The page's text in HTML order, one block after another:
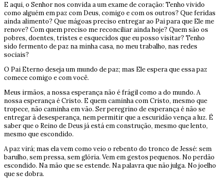
E aqui, o Senhor nos convida a um exame de coração: Tenho vivido
como alguém em paz com Deus, comigo e com os outros? Que feridas
ainda alimento? Que mágoas preciso entregar ao Pai para que Ele me
renove? Com quem preciso me reconciliar ainda hoje? Quem são os
pobres, doentes, tristes e esquecidos que eu posso visitar? Tenho
sido fermento de paz na minha casa, no meu trabalho, nas redes
sociais?
O Pai Eterno deseja um mundo de paz; mas Ele espera que essa paz
comece comigo e com você.
Meus irmãos, a nossa esperança não é frágil como a do mundo. A
nossa esperança é Cristo. E quem caminha com Cristo, mesmo que
tropece, não caminha em vão. Ser peregrino de esperança é não se
entregar à desesperança, nem permitir que a escuridão vença a luz. É
saber que o Reino de Deus já está em construção, mesmo que lento,
mesmo que escondido.
A paz virá; mas ela vem como veio o rebento do tronco de Jessé: sem
barulho, sem pressa, sem glória. Vem em gestos pequenos. No perdão
escondido. Na mão que se estende. Na palavra que não julga. No joelho
que se dobra.